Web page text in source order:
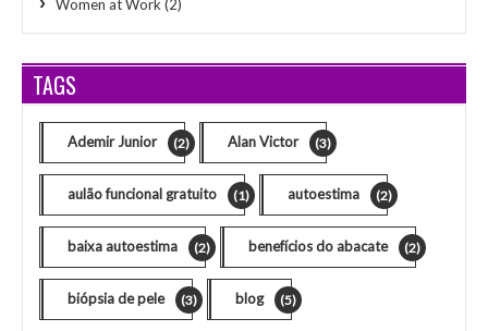
Women at Work(2)
TAGS
Ademir Junior (2) Alan Victor (3)
aulão funcional gratuito (1) autoestima (2)
baixa autoestima (2) benefícios do abacate (2)
biópsia de pele (3) blog (5)